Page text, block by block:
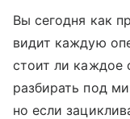
Вы сегодня как
видит каждую
стоит ли каждое
разбирать под
но если